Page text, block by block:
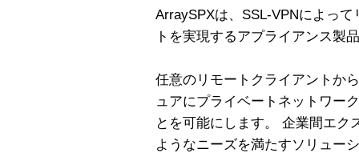
ArraySPXは、SSL-VPNによっ
トを実現するアプライアンス製
任意のリモートクライアントか
ュアにプライベートネットワー
とを可能にします。 企業間エク
ようなニーズを満たすソリュー